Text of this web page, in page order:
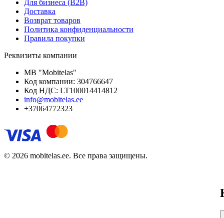
Для бизнеса (B2B)
Доставка
Возврат товаров
Политика конфиденциальности
Правила покупки
Реквизиты компании
MB "Mobitelas"
Код компании: 304766647
Код НДС: LT100014414812
info@mobitelas.ee
+37064772323
© 2026 mobitelas.ee. Все права защищены.